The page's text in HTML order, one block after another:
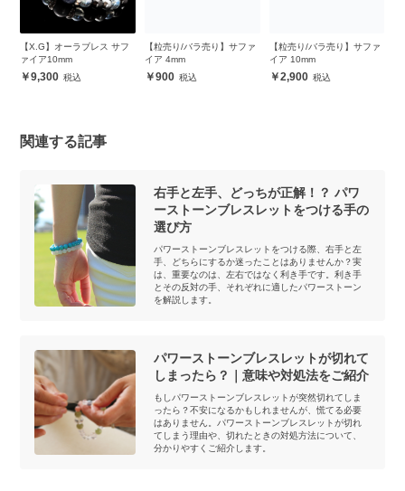
【X.G】オーラブレス サフ
ァイア10mm
9,300
【粒売り/バラ売り】サファ
イア 4mm
900
【粒売り/バラ売り】サファ
イア 10mm
2,900
関連する記事
右手と左手、どっちが正解！？ パワ
ーストーンブレスレットをつける手の
選び方
パワーストーンブレスレットをつける際、右手と左
手、どちらにするか迷ったことはありませんか？実
は、重要なのは、左右ではなく利き手です。利き手
とその反対の手、それぞれに適したパワーストーン
を解説します。
パワーストーンブレスレットが切れて
しまったら？｜意味や対処法をご紹介
もしパワーストーンブレスレットが突然切れてしま
ったら？不安になるかもしれませんが、慌てる必要
はありません。パワーストーンブレスレットが切れ
てしまう理由や、切れたときの対処方法について、
分かりやすくご紹介します。